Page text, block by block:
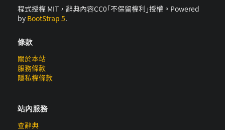
程式授權 MIT，辭典內容CC0｢不保留權利｣授權。Powered
by BootStrap 5.
條款
關於本站
服務條款
隱私權條款
站內服務
查辭典